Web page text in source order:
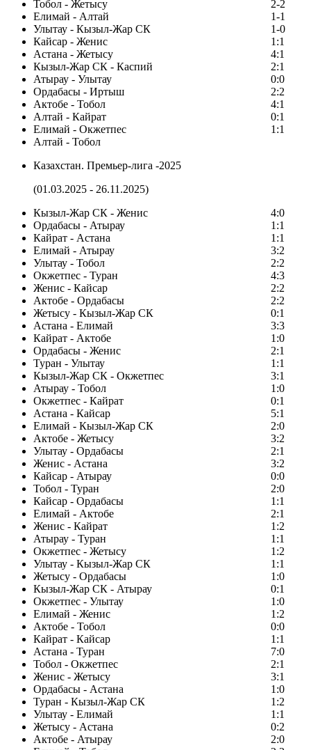
Тобол - Жетысу
2-2
Елимай - Алтай
1-1
Улытау - Кызыл-Жар СК
1-0
Кайсар - Женис
1:1
Астана - Жетысу
4:1
Кызыл-Жар СК - Каспий
2:1
Атырау - Улытау
0:0
Ордабасы - Иртыш
2:2
Актобе - Тобол
4:1
Алтай - Кайрат
0:1
Елимай - Окжетпес
1:1
Алтай - Тобол
Казахстан. Премьер-лига -2025
(01.03.2025 - 26.11.2025)
Кызыл-Жар СК - Женис
4:0
Ордабасы - Атырау
1:1
Кайрат - Астана
1:1
Елимай - Атырау
3:2
Улытау - Тобол
2:2
Окжетпес - Туран
4:3
Женис - Кайсар
2:2
Актобе - Ордабасы
2:2
Жетысу - Кызыл-Жар СК
0:1
Астана - Елимай
3:3
Кайрат - Актобе
1:0
Ордабасы - Женис
2:1
Туран - Улытау
1:1
Кызыл-Жар СК - Окжетпес
3:1
Атырау - Тобол
1:0
Окжетпес - Кайрат
0:1
Астана - Кайсар
5:1
Елимай - Кызыл-Жар СК
2:0
Актобе - Жетысу
3:2
Улытау - Ордабасы
2:1
Женис - Астана
3:2
Кайсар - Атырау
0:0
Тобол - Туран
2:0
Кайсар - Ордабасы
1:1
Елимай - Актобе
2:1
Женис - Кайрат
1:2
Атырау - Туран
1:1
Окжетпес - Жетысу
1:2
Улытау - Кызыл-Жар СК
1:1
Жетысу - Ордабасы
1:0
Кызыл-Жар СК - Атырау
0:1
Окжетпес - Улытау
1:0
Елимай - Женис
1:2
Актобе - Тобол
0:0
Кайрат - Кайсар
1:1
Астана - Туран
7:0
Тобол - Окжетпес
2:1
Женис - Жетысу
3:1
Ордабасы - Астана
1:0
Туран - Кызыл-Жар СК
1:2
Улытау - Елимай
1:1
Жетысу - Астана
0:2
Актобе - Атырау
2:0